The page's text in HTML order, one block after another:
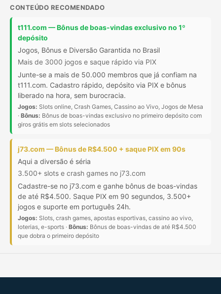
CONTEÚDO RECOMENDADO
t111.com — Bônus de boas-vindas exclusivo no 1º
depósito
Jogos, Bônus e Diversão Garantida no Brasil
Mais de 3000 jogos e saque rápido via PIX
Junte-se a mais de 50.000 membros que já confiam na
t111.com. Cadastro rápido, depósito via PIX e bônus
liberado na hora, sem burocracia.
Jogos: Slots online, Crash Games, Cassino ao Vivo, Jogos de Mesa
· Bônus: Bônus de boas-vindas exclusivo no primeiro depósito com
giros grátis em slots selecionados
j73.com — Bônus de R$4.500 + saque PIX em 90s
Aqui a diversão é séria
3.500+ slots e crash games no j73.com
Cadastre-se no j73.com e ganhe bônus de boas-vindas
de até R$4.500. Saque PIX em 90 segundos, 3.500+
jogos e suporte em português 24h.
Jogos: Slots, crash games, apostas esportivas, cassino ao vivo,
loterias, e-sports · Bônus: Bônus de boas-vindas de até R$4.500
que dobra o primeiro depósito